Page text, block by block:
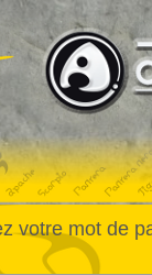
votre mot de